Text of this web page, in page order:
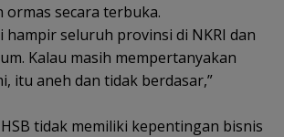
ormas secara terbuka.
hampir seluruh provinsi di NKRI dan
Kalau masih mempertanyakan
itu aneh dan tidak berdasar,”
tidak memiliki kepentingan bisnis